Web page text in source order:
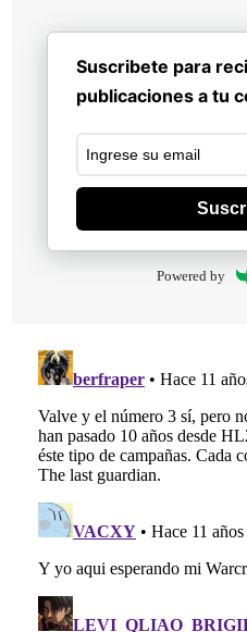
Suscribete para
publicaciones a tu
Powered by